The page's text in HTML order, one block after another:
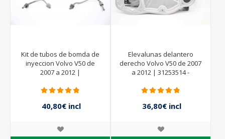
Kit de tubos de bomda de
inyeccion Volvo V50 de
2007 a 2012 |
40,80€ incl
impuestos
Elevalunas delantero
derecho Volvo V50 de 2007
a 2012 | 31253514 -
36,80€ incl
impuestos